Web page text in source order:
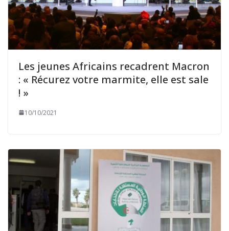
Les jeunes Africains recadrent Macron
: « Récurez votre marmite, elle est sale
! »
10/10/2021